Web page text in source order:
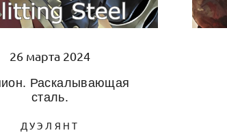
26 марта 2024
Раскалывающая
сталь.
ДУЭЛЯНТ